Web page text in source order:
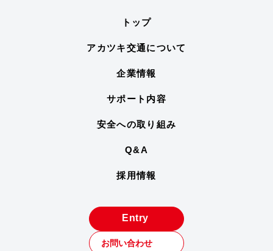
トップ
アカツキ交通について
企業情報
サポート内容
安全への取り組み
Q&A
採用情報
お問い合わせ
Entry